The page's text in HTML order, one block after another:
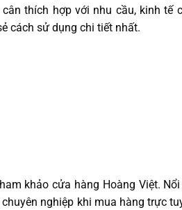
thích hợp với nhu cầu, kinh tế
cách sử dụng chi tiết nhất.
khảo cửa hàng Hoàng Việt.
nghiệp khi mua hàng trực